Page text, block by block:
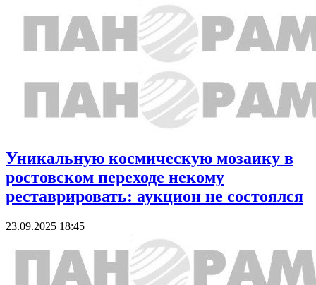
Уникальную космическую мозаику в
ростовском переходе некому
реставрировать: аукцион не состоялся
23.09.2025 18:45